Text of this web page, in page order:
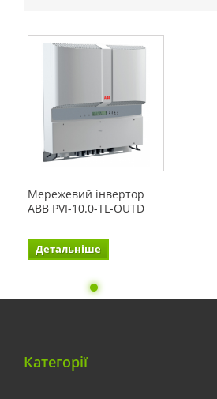
Мережевий інвертор
ABB PVI-10.0-TL-OUTD
Детальніше
Категорії